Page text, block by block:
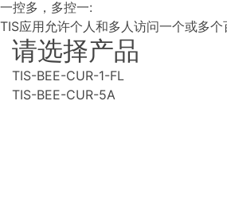
一控多，多控一:
TIS应用允许个人和多人访问一个或多个
请选择产品
TIS-BEE-CUR-1-FL
TIS-BEE-CUR-5A